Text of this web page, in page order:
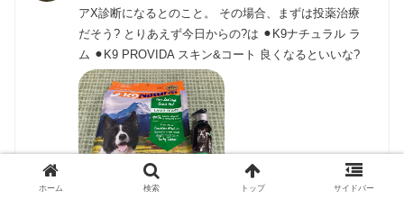
アX診断になるとのこと。 その場合、まずは投薬治療
だそう? とりあえず今日からの?は ⚫︎K9ナチュラル ラ
ム ⚫︎K9 PROVIDA スキン&コート 良くなるといいな?
ホーム 検索 トップ サイドバー